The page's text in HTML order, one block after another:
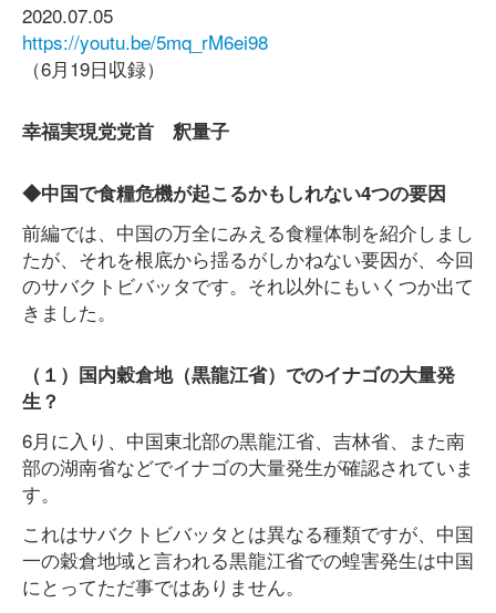
2020.07.05
https://youtu.be/5mq_rM6ei98
（6月19日収録）
幸福実現党党首 釈量子
◆中国で食糧危機が起こるかもしれない4つの要因
前編では、中国の万全にみえる食糧体制を紹介しまし
たが、それを根底から揺るがしかねない要因が、今回
のサバクトビバッタです。それ以外にもいくつか出て
きました。
（１）国内穀倉地（黒龍江省）でのイナゴの大量発
生？
6月に入り、中国東北部の黒龍江省、吉林省、また南
部の湖南省などでイナゴの大量発生が確認されていま
す。
これはサバクトビバッタとは異なる種類ですが、中国
一の穀倉地域と言われる黒龍江省での蝗害発生は中国
にとってただ事ではありません。